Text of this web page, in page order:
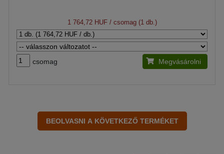
1 764,72 HUF/ csomag (1 db.)
csomag Megvásárolni